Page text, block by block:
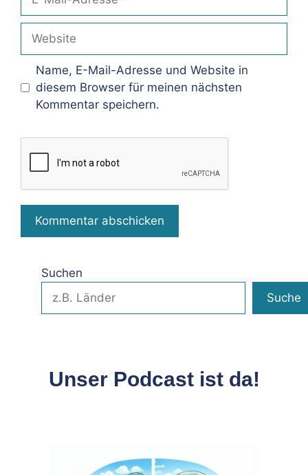
Mail-
Adresse
Name, E-Mail-Adresse und Website in
diesem Browser für meinen nächsten
Kommentar speichern.
Suchen
Suche
Unser Podcast ist da!